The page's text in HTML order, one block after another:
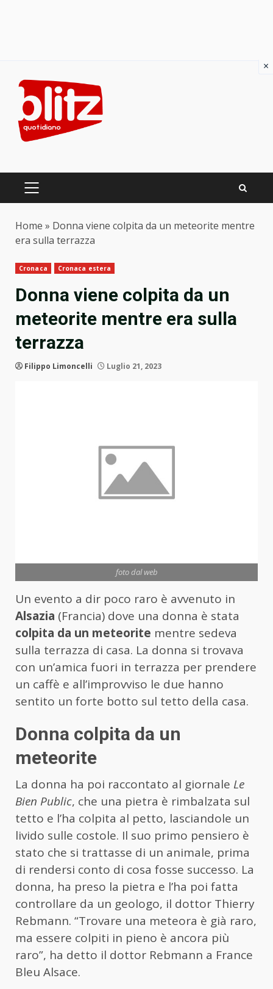
content
PRIMARY
Home » Donna viene colpita da un meteorite mentre
era sulla terrazza
Cronaca Cronaca estera
Donna viene colpita da un
meteorite mentre era sulla
terrazza
Filippo Limoncelli Luglio 21, 2023
foto dal web
Un evento a dir poco raro è avvenuto in
Alsazia (Francia) dove una donna è stata
colpita da un meteorite mentre sedeva
sulla terrazza di casa. La donna si trovava
con un’amica fuori in terrazza per prendere
un caffè e all’improvviso le due hanno
sentito un forte botto sul tetto della casa.
Donna colpita da un
meteorite
La donna ha poi raccontato al giornale Le
Bien Public, che una pietra è rimbalzata sul
tetto e l’ha colpita al petto, lasciandole un
livido sulle costole. Il suo primo pensiero è
stato che si trattasse di un animale, prima
di rendersi conto di cosa fosse successo. La
donna, ha preso la pietra e l’ha poi fatta
controllare da un geologo, il dottor Thierry
Rebmann. “Trovare una meteora è già raro,
ma essere colpiti in pieno è ancora più
raro”, ha detto il dottor Rebmann a France
Bleu Alsace.
×